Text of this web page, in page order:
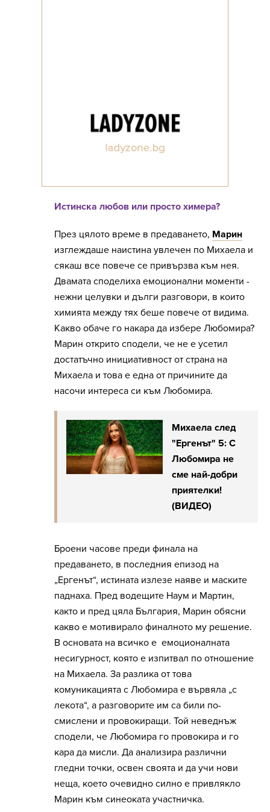
Истинска любов или просто химера?
През цялото време в предаването, Марин
изглеждаше наистина увлечен по Михаела и
сякаш все повече се привързва към нея.
Двамата споделиха емоционални моменти -
нежни целувки и дълги разговори, в които
химията между тях беше повече от видима.
Какво обаче го накара да избере Любомира?
Марин открито сподели, че не е усетил
достатъчно инициативност от страна на
Михаела и това е една от причините да
насочи интереса си към Любомира.
Михаела след
"Ергенът" 5: С
Любомира не
сме най-добри
приятелки!
(ВИДЕО)
Броени часове преди финала на
предаването, в последния епизод на
„Ергенът“, истината излезе наяве и маските
паднаха. Пред водещите Наум и Мартин,
както и пред цяла България, Марин обясни
какво е мотивирало финалното му решение.
В основата на всичко е емоционалната
несигурност, която е изпитвал по отношение
на Михаела. За разлика от това
комуникацията с Любомира е вървяла „с
лекота“, а разговорите им са били по-
смислени и провокиращи. Той неведнъж
сподели, че Любомира го провокира и го
кара да мисли. Да анализира различни
гледни точки, освен своята и да учи нови
неща, което очевидно силно е привлякло
Марин към синеоката участничка.